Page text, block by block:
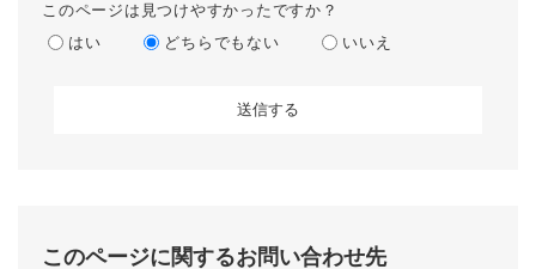
このページは見つけやすかったですか？
はい
どちらでもない いいえ
このページに関するお問い合わせ先